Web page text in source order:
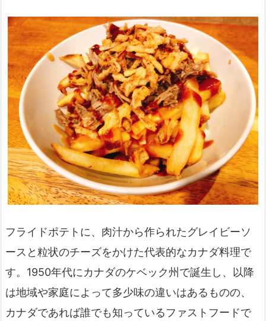
フライドポテトに、肉汁から作られたグレイビーソ
ースと粒状のチーズをかけた代表的なカナダ料理で
す。1950年代にカナダのケベック州で誕生し、以降
は地域や家庭によって多少味の違いはあるものの、
カナダであれば誰でも知っているファストフードで